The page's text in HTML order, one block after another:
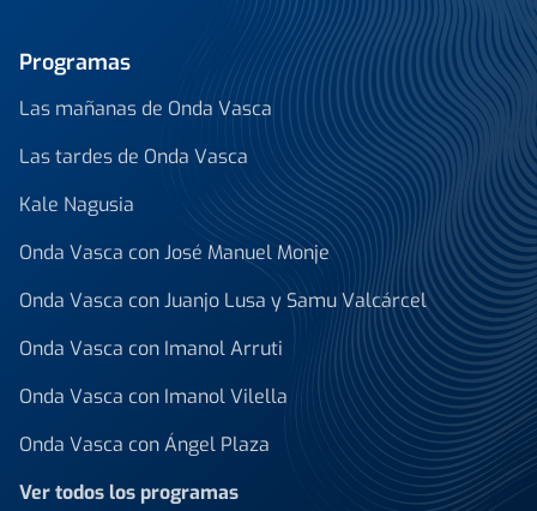
Programas
Las mañanas de Onda Vasca
Las tardes de Onda Vasca
Kale Nagusia
Onda Vasca con José Manuel Monje
Onda Vasca con Juanjo Lusa y Samu Valcárcel
Onda Vasca con Imanol Arruti
Onda Vasca con Imanol Vilella
Onda Vasca con Ángel Plaza
Ver todos los programas